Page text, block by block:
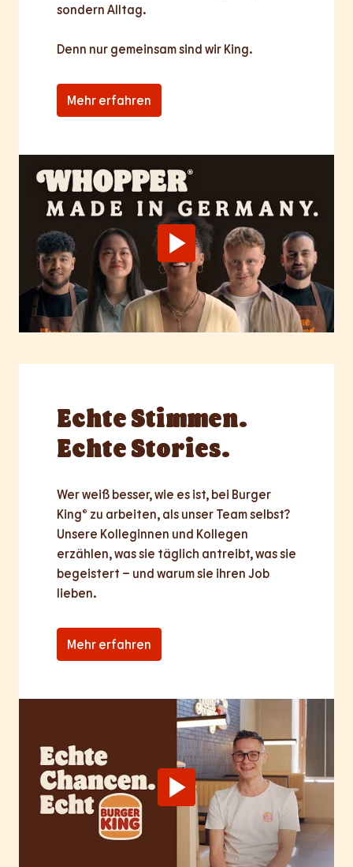
sondern Alltag.
Denn nur gemeinsamsind wir King.
Mehr erfahren
EchteStimmen.
Echte Stories.
Wer weiß besser, wie es ist, bei Burger
King® zu arbeiten, als unser Team selbst?
Unsere Kolleginnen und Kollegen
erzählen, was sie täglich antreibt, was sie
begeistert – und warum sie ihren Job
lieben.
Mehr erfahren